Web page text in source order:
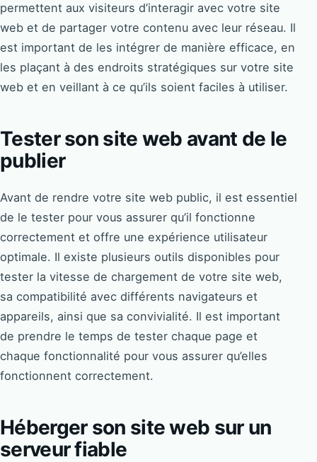
permettent aux visiteurs d’interagir avec votre site
web et de partager votre contenu avec leur réseau. Il
est important de les intégrer de manière efficace, en
les plaçant à des endroits stratégiques sur votre site
web et en veillant à ce qu’ils soient faciles à utiliser.
Tester son site web avant de le
publier
Avant de rendre votre site web public, il est essentiel
de le tester pour vous assurer qu’il fonctionne
correctement et offre une expérience utilisateur
optimale. Il existe plusieurs outils disponibles pour
tester la vitesse de chargement de votre site web,
sa compatibilité avec différents navigateurs et
appareils, ainsi que sa convivialité. Il est important
de prendre le temps de tester chaque page et
chaque fonctionnalité pour vous assurer qu’elles
fonctionnent correctement.
Héberger son site web sur un
serveur fiable